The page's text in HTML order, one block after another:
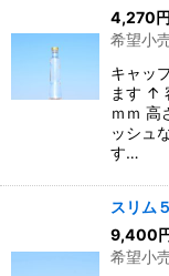
4,270円
希望小
キャッ
ます ↑
ｍｍ 高
ッシュ
す…
スリム
9,400
希望小